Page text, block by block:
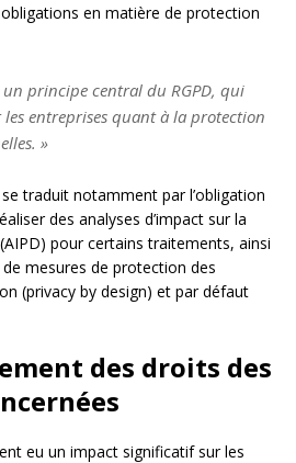
en matière de protection
un principe central du RGPD, qui
les entreprises quant à la protection
»
traduit notamment par l’obligation
des analyses d’impact sur la
pour certains traitements, ainsi
mesures de protection des
(privacy by design) et par défaut
des droits des
eu un impact significatif sur les